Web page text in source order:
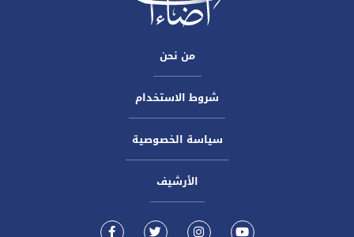
من نحن
شروط الاستخدام
سياسة الخصوصية
الأرشيف